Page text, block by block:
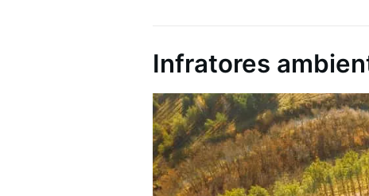
Infratores